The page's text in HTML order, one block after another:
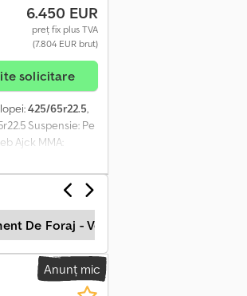
6.450 EUR
preț fix plus TVA
(7.804 EUR brut)
solicitare
425/65r22.5,
Suspensie: Pe
Ajck MMA:
De Foraj - Vertical
Anunț mic